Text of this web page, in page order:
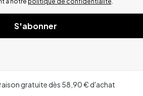
S'abonner
gratuite dès 58,90 € d'achat